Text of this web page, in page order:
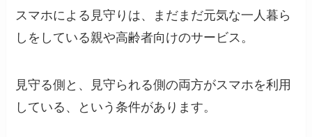
スマホによる見守りは、まだまだ元気な一人暮ら
しをしている親や高齢者向けのサービス。
見守る側と、見守られる側の両方がスマホを利用
している、という条件があります。